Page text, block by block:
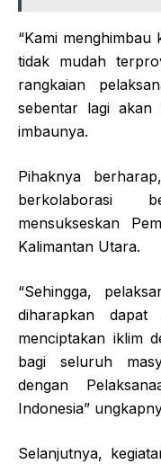
“Kami
tidak mudah
rangkaian
sebentar lagi akan
imbaunya.
Pihaknya
berkolaborasi
mensukseskan
Kalimantan Utara.
“Sehingga,
diharapkan
menciptakan iklim
bagi seluruh
dengan
Indonesia”
Selanjutnya,